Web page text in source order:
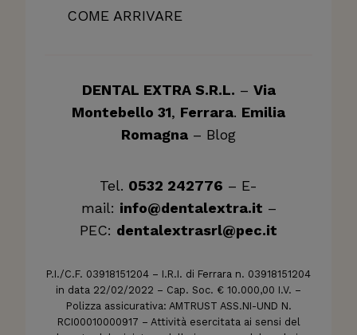
COME ARRIVARE
DENTAL EXTRA S.R.L. – Via
Montebello 31, Ferrara. Emilia
Romagna – Blog
Tel. 0532 242776 – E-
mail: info@dentalextra.it –
PEC: dentalextrasrl@pec.it
P.I./C.F. 03918151204 – I.R.I. di Ferrara n. 03918151204
in data 22/02/2022 – Cap. Soc. € 10.000,00 I.V. –
Polizza assicurativa: AMTRUST ASS.NI-UND N.
RCI00010000917 – Attività esercitata ai sensi del